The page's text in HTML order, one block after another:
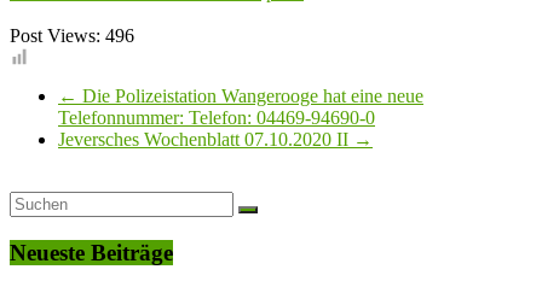
Post Views: 496
← Die Polizeistation Wangerooge hat eine neue
Telefonnummer: Telefon: 04469-94690-0
Jeversches Wochenblatt 07.10.2020 II →
Neueste Beiträge